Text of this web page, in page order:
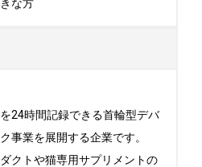
な方
24時間記録できる首輪型デバ
事業を展開する企業です。
クトや猫専用サプリメントの